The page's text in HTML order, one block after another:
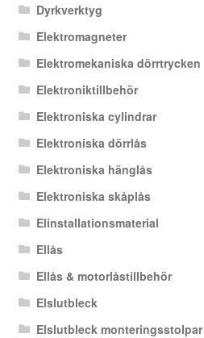
Dyrkverktyg
Elektromagneter
Elektromekaniska dörrtrycken
Elektroniktillbehör
Elektroniska cylindrar
Elektroniska dörrlås
Elektroniska hänglås
Elektroniska skåplås
Elinstallationsmaterial
Ellås
Ellås & motorlåstillbehör
Elslutbleck
Elslutbleck monteringsstolpar